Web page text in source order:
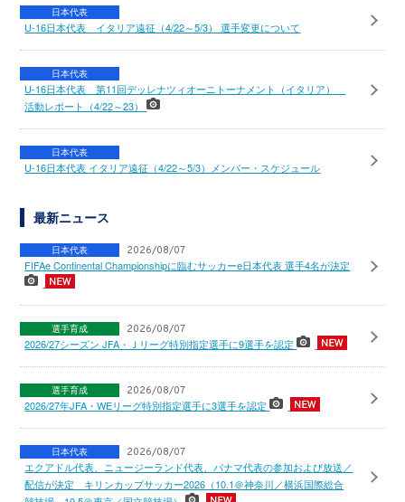
日本代表
U-16日本代表 イタリア遠征（4/22～5/3） 選手変更について
日本代表
U-16日本代表 第11回デッレナツィオーニトーナメント（イタリア）
活動レポート（4/22～23）
日本代表
U-16日本代表 イタリア遠征（4/22～5/3）メンバー・スケジュール
最新ニュース
日本代表 2026/08/07
FIFAe Continental Championshipに臨むサッカーe日本代表 選手4名が決定
選手育成 2026/08/07
2026/27シーズン JFA・Ｊリーグ特別指定選手に9選手を認定
選手育成 2026/08/07
2026/27年JFA・WEリーグ特別指定選手に3選手を認定
日本代表 2026/08/07
エクアドル代表、ニュージーランド代表、パナマ代表の参加および放送／
配信が決定 キリンカップサッカー2026（10.1＠神奈川／横浜国際総合